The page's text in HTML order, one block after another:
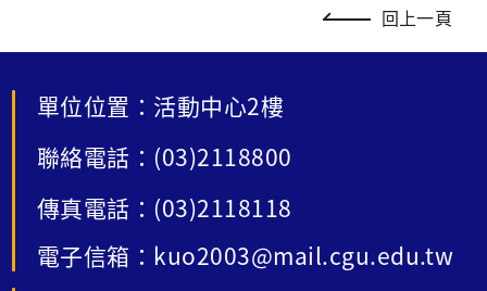
回上一頁
單位位置：活動中心2樓
聯絡電話：(03)2118800
傳真電話：(03)2118118
電子信箱：kuo2003@mail.cgu.edu.tw